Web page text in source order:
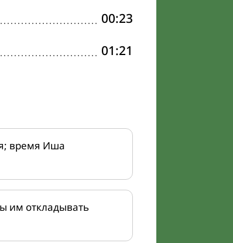
00:23
01:21
время Иша
им откладывать